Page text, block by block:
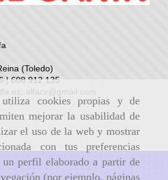
cookies propias y de
mejorar la usabilidad de
el uso de la web y mostrar
con tus preferencias
un perfil elaborado a partir de
(por ejemplo, páginas
(Toledo)
| 608 912 135
alfacv@gmail.com